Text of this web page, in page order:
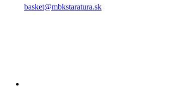
basket@mbkstaratura.sk